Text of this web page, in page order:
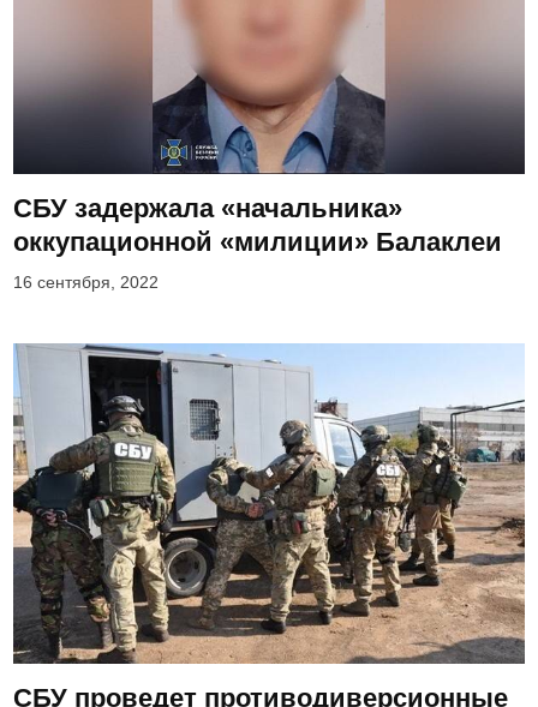
СБУ задержала «начальника»
оккупационной «милиции» Балаклеи
16 сентября, 2022
СБУ проведет противодиверсионные